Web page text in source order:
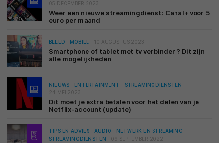
05 DECEMBER 2023
Weer een nieuwe streamingdienst: Canal+ voor 5
euro per maand
BEELD MOBILE 10 AUGUSTUS 2023
Smartphone of tablet met tv verbinden? Dit zijn
alle mogelijkheden
NIEUWS ENTERTAINMENT
STREAMINGDIENSTEN
24 MEI 2023
Dit moet je extra betalen voor het delen van je
Netflix-account (update)
TIPS EN ADVIES AUDIO
NETWERK EN STREAMING
STREAMINGDIENSTEN
09 SEPTEMBER 2022